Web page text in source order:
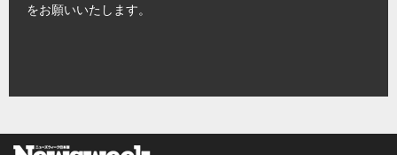
をお願いいたします。